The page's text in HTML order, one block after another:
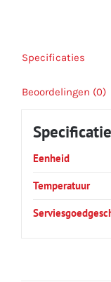
Specificaties
Beoordelingen (0)
Eenheid
Temperatuur